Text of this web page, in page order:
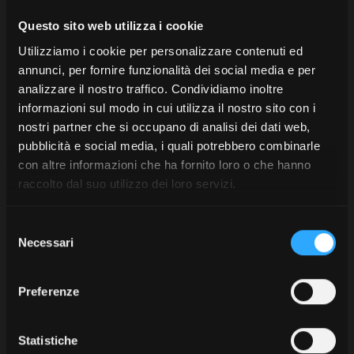
Questo sito web utilizza i cookie
Utilizziamo i cookie per personalizzare contenuti ed
annunci, per fornire funzionalità dei social media e per
analizzare il nostro traffico. Condividiamo inoltre
informazioni sul modo in cui utilizza il nostro sito con i
nostri partner che si occupano di analisi dei dati web,
pubblicità e social media, i quali potrebbero combinarle
con altre informazioni che ha fornito loro o che hanno
raccolto dal suo utilizzo dei loro servizi.
delNecessari
Preferenze
Statistiche
nei campi coltivati.
Una collaborazione che richiede molti
trasporti su strada ed è proprio per
soddisfare questa necessità che
all’inizio del 2023 l’azienda ha
acquistato un trattore McCormick
X7.618 VT-Drive.
acquistiamo, afferma Livio. Abbiamo acquistato il primo
trattori che rispondono perfettamente alle nostre
Quando alla fine dello scorso anno si è presentata la